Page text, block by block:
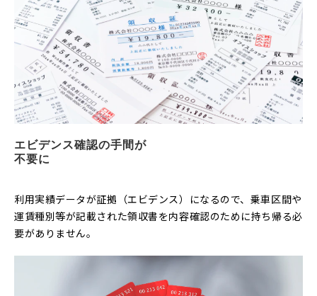
エビデンス確認の手間が
不要に
利用実績データが証拠（エビデンス）になるので、乗車区間や
運賃種別等が記載された領収書を内容確認のために持ち帰る必
要がありません。